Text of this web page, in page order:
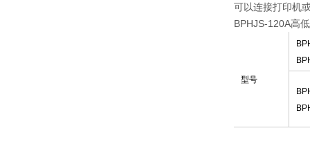
可以连接打印机
BPHJS-120A高
型号